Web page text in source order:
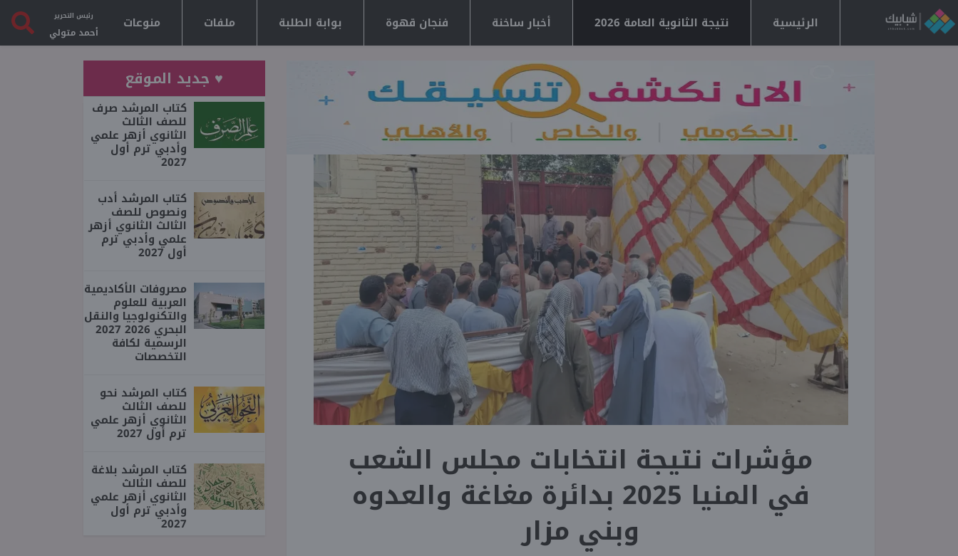
الرئيسية نتيجة الثانوية العامة 2026 أخبار ساخنة فنجان قهوة بوابة الطلبة ملفات منوعات رئيس التحرير
أحمد متولي
مؤشرات نتيجة انتخابات مجلس الشعب
في المنيا 2025 بدائرة مغاغة والعدوه
وبني مزار
♥ جديد الموقع
كتاب المرشد صرف
للصف الثالث
الثانوي أزهر علمي
وأدبي ترم أول
2027
كتاب المرشد أدب
ونصوص للصف
الثالث الثانوي أزهر
علمي وأدبي ترم
أول 2027
مصروفات الأكاديمية
العربية للعلوم
والتكنولوجيا والنقل
البحري 2026 2027
الرسمية لكافة
التخصصات
كتاب المرشد نحو
للصف الثالث
الثانوي أزهر علمي
ترم أول 2027
كتاب المرشد بلاغة
للصف الثالث
الثانوي أزهر علمي
وأدبي ترم أول
2027